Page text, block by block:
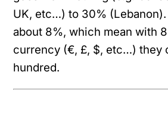
UK, etc…) to 30% (Lebanon).
about 8%, which mean with
currency (€, £, $, etc…) they
hundred.